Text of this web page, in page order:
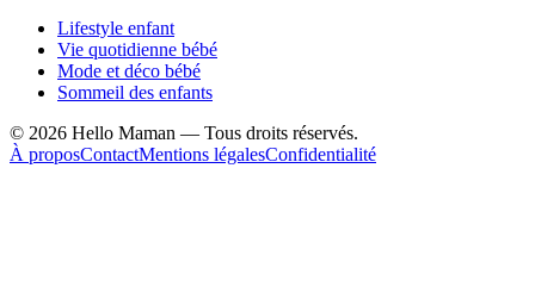
Lifestyle enfant
Vie quotidienne bébé
Mode et déco bébé
Sommeil des enfants
© 2026 Hello Maman — Tous droits réservés.
À proposContactMentions légalesConfidentialité